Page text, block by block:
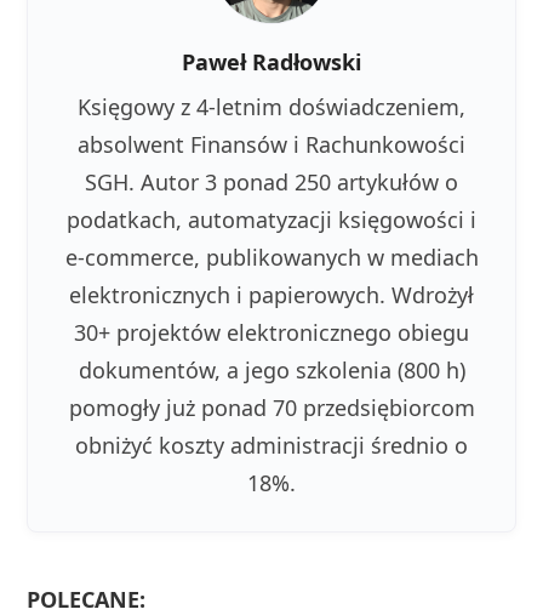
Paweł Radłowski
Księgowy z 4-letnim doświadczeniem,
absolwent Finansów i Rachunkowości
SGH. Autor 3 ponad 250 artykułów o
podatkach, automatyzacji księgowości i
e-commerce, publikowanych w mediach
elektronicznych i papierowych. Wdrożył
30+ projektów elektronicznego obiegu
dokumentów, a jego szkolenia (800 h)
pomogły już ponad 70 przedsiębiorcom
obniżyć koszty administracji średnio o
18%.
POLECANE: